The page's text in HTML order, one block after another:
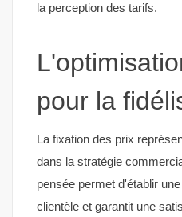
la perception des tarifs.
pour la
La fixation des prix
dans la stratégie
pensée permet d'établir
clientèle et garantit une